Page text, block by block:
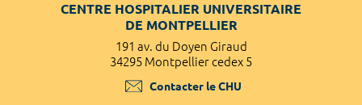
CENTRE HOSPITALIER UNIVERSITAIRE
DE MONTPELLIER
191 av. du Doyen Giraud
34295 Montpellier cedex 5
Contacter le CHU